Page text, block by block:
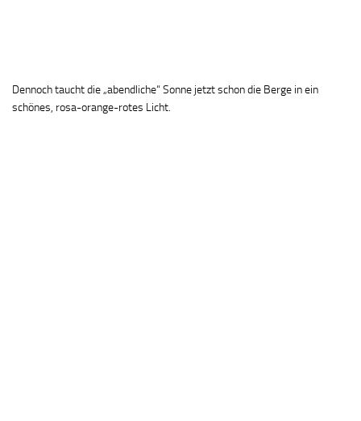
Dennoch taucht die „abendliche“ Sonne jetzt schon die Berge in ein
schönes, rosa-orange-rotes Licht.